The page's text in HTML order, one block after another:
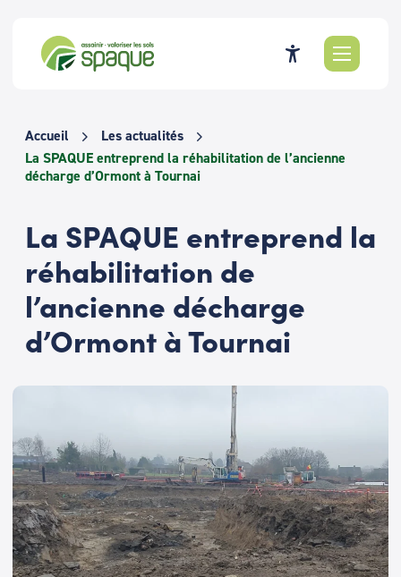
contenu
Accueil
Les actualités
La SPAQUE entreprend la réhabilitation de l’ancienne
décharge d’Ormont à Tournai
La SPAQUE entreprend la
réhabilitation de
l’ancienne décharge
d’Ormont à Tournai